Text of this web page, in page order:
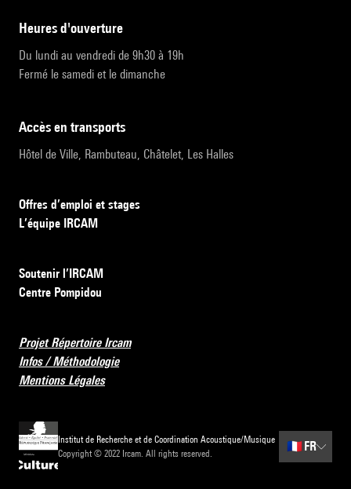
heures d'ouverture
Du lundi au vendredi de 9h30 à 19h
Fermé le samedi et le dimanche
accès en transports
Hôtel de Ville, Rambuteau, Châtelet, Les Halles
Offres d’emploi et stages
L’équipe IRCAM
Soutenir l’IRCAM
Centre Pompidou
Projet Répertoire Ircam
Infos / Méthodologie
Mentions Légales
Institut de Recherche et de Coordination Acoustique/Musique
Copyright © 2022 Ircam. All rights reserved.
🇫🇷 FR